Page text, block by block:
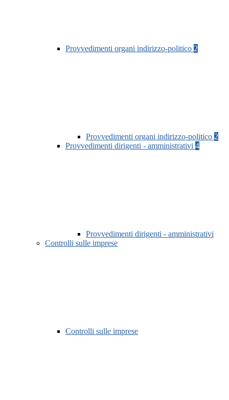
Provvedimenti organi indirizzo-politico 2
Provvedimenti organi indirizzo-politico 2
Provvedimenti dirigenti - amministrativi 4
Provvedimenti dirigenti - amministrativi
Controlli sulle imprese
Controlli sulle imprese